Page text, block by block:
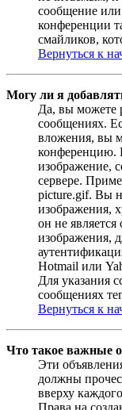
сообщение
конференции
смайликов,
Вернуться к
Могу ли я
Да, вы можете
сообщениях.
вложения, вы
конференцию.
изображение,
сервере.
picture.gif. Вы
изображения,
он не
изображения,
Hotmail или
Для указания
сообщениях
Вернуться к
Что такое важные
Эти
должны
вверху
Права на